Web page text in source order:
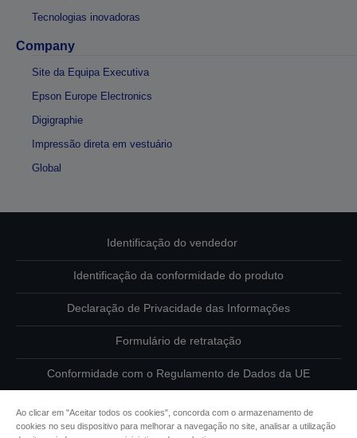
Tecnologias inovadoras
Company
Site da Equipa Executiva
Epson Europe Electronics
Digigraphie
Impressão direta em vestuário
Global
Identificação do vendedor
Identificação da conformidade do produto
Declaração de Privacidade das Informações
Formulário de retratação
Conformidade com o Regulamento de Dados da UE
Ao clicar em "Aceitar todos os cookies", concorda com o armazenamento de
cookies no seu dispositivo para melhorar a navegação no site, analisar a utilização